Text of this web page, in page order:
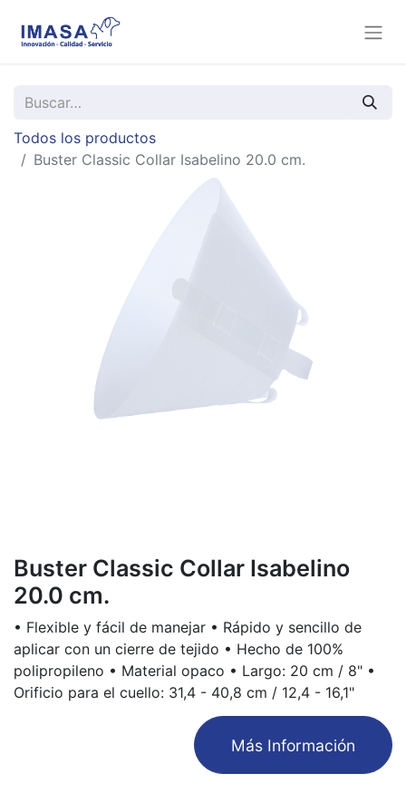
Todos los productos
Buster Classic Collar Isabelino 20.0 cm.
Buster Classic Collar Isabelino
20.0 cm.
• Flexible y fácil de manejar • Rápido y sencillo de
aplicar con un cierre de tejido • Hecho de 100%
polipropileno • Material opaco • Largo: 20 cm / 8" •
Orificio para el cuello: 31,4 - 40,8 cm / 12,4 - 16,1"
​Más Información